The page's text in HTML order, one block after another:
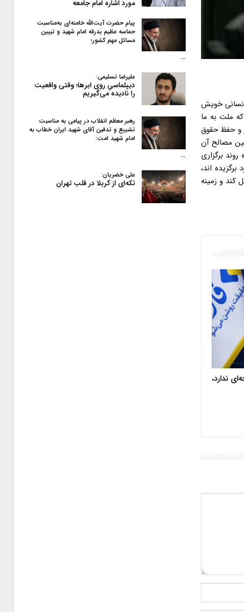
خویش
ملت به ما
و حفظ حقوق
مصالح آن
برگزاری
اند،
کند و زمینه
ندارد،
مورد اشاره امام جامعه
پیام حضرت آیت‌الله خامنه‌ای به‌مناسبت
حماسه عظیم بدرقه امام شهید و تبیین
مسائل مهم کشور؛
…
علیرضا تسلیمی:
دیپلماسیِ روی ابرها؛ وقتی واقعیت
را نادیده می‌گیریم
رهبر معظم انقلاب در پیامی به‌ مناسبت
تشییع و تدفین آقای شهید ایران خطاب به
امام شهید امت:
…
علی خضریان:
تکه‌ای از کربلا در قلب تهران